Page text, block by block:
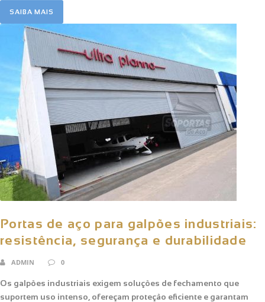
SAIBA MAIS
Portas de aço para galpões industriais:
resistência, segurança e durabilidade
ADMIN 0
Os galpões industriais exigem soluções de fechamento que
suportem uso intenso, ofereçam proteção eficiente e garantam